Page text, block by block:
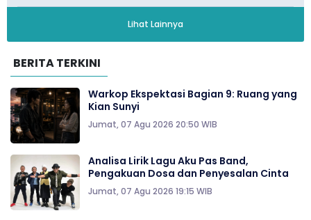
Lihat Lainnya
BERITA TERKINI
Warkop Ekspektasi Bagian 9: Ruang yang
Kian Sunyi
Jumat, 07 Agu 2026 20:50 WIB
Analisa Lirik Lagu Aku Pas Band,
Pengakuan Dosa dan Penyesalan Cinta
Jumat, 07 Agu 2026 19:15 WIB